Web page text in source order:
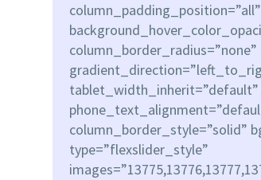
column_border_style=”solid”
type=”flexslider_style”